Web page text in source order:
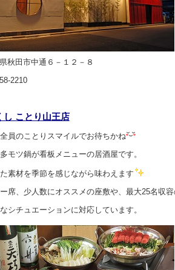
秋田市中通６－１２－８
2210
し ことり山王店
員のことりスマイルでお待ちかね
モツ鍋が看板メニューの居酒屋です。
素材を季節を感じながら味わえます
席、少人数にオススメの座敷や、最大25名収容
シチュエーションに対応しています。